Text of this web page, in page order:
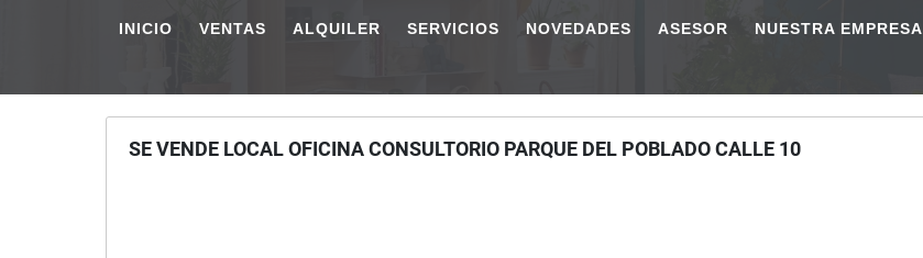
INICIO VENTAS ALQUILER SERVICIOS NOVEDADES ASESOR NUESTRA EMPRESA
SE VENDE LOCAL OFICINA CONSULTORIO PARQUE DEL POBLADO CALLE 10